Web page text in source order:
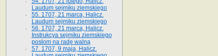
Laudum sejmiku ziemskiego
55. 1707, 21 marca, Halicz.
Laudum sejmiku ziemskiego
56. 1707, 21 marca, Halicz.
Instrukcya sejmiku ziemskiego
posłom na radę walną
57. 1707, 9 maja, Halicz.